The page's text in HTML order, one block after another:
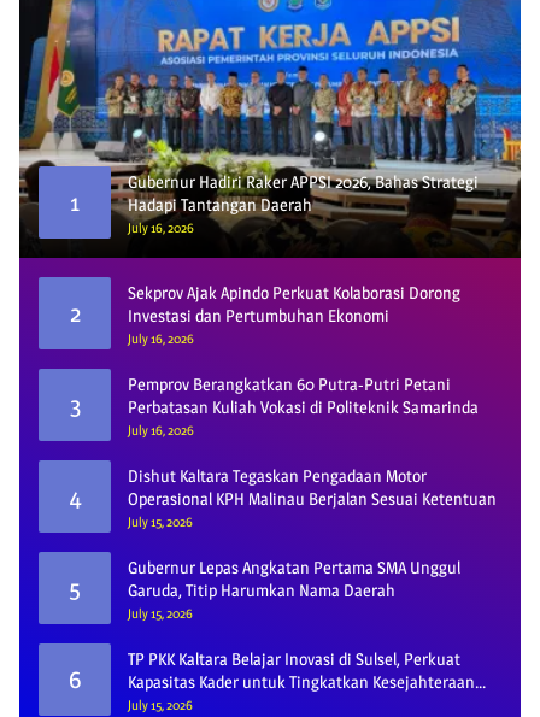
1
Gubernur Hadiri Raker APPSI 2026, Bahas Strategi
Hadapi Tantangan Daerah
July 16, 2026
2
Sekprov Ajak Apindo Perkuat Kolaborasi Dorong
Investasi dan Pertumbuhan Ekonomi
July 16, 2026
3
Pemprov Berangkatkan 60 Putra-Putri Petani
Perbatasan Kuliah Vokasi di Politeknik Samarinda
July 16, 2026
4
Dishut Kaltara Tegaskan Pengadaan Motor
Operasional KPH Malinau Berjalan Sesuai Ketentuan
July 15, 2026
5
Gubernur Lepas Angkatan Pertama SMA Unggul
Garuda, Titip Harumkan Nama Daerah
July 15, 2026
6
TP PKK Kaltara Belajar Inovasi di Sulsel, Perkuat
Kapasitas Kader untuk Tingkatkan Kesejahteraan
Keluarga
July 15, 2026